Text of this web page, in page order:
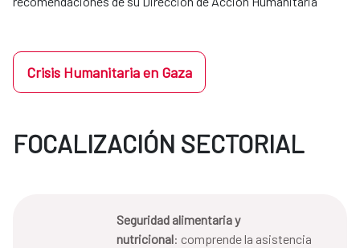
Crisis Humanitaria en Gaza
FOCALIZACIÓN SECTORIAL
Seguridad alimentaria y
nutricional: comprende la asistencia